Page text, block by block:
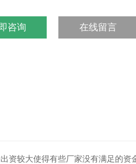
咨询 在线留言
较大使得有些厂家没有满足的资